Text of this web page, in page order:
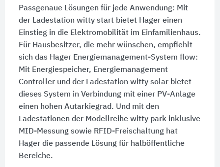
Passgenaue Lösungen für jede Anwendung: Mit
der Ladestation witty start bietet Hager einen
Einstieg in die Elektromobilität im Einfamilienhaus.
Für Hausbesitzer, die mehr wünschen, empfiehlt
sich das Hager Energiemanagement-System flow:
Mit Energiespeicher, Energiemanagement
Controller und der Ladestation witty solar bietet
dieses System in Verbindung mit einer PV-Anlage
einen hohen Autarkiegrad. Und mit den
Ladestationen der Modellreihe witty park inklusive
MID-Messung sowie RFID-Freischaltung hat
Hager die passende Lösung für halböffentliche
Bereiche.